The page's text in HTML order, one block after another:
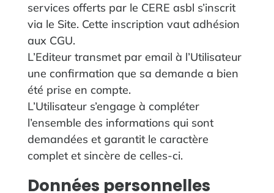
services offerts par le CERE asbl s’inscrit
via le Site. Cette inscription vaut adhésion
aux CGU.
L’Editeur transmet par email à l’Utilisateur
une confirmation que sa demande a bien
été prise en compte.
L’Utilisateur s’engage à compléter
l’ensemble des informations qui sont
demandées et garantit le caractère
complet et sincère de celles-ci.
Données personnelles